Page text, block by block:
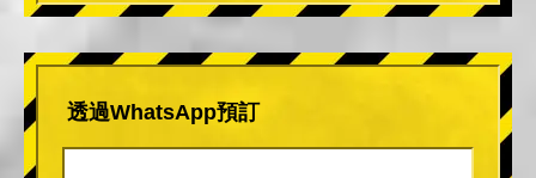
透過WhatsApp預訂